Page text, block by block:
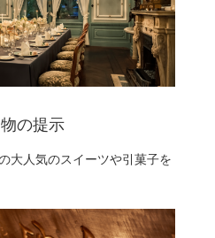
の提示
大人気のスイーツや引菓子を